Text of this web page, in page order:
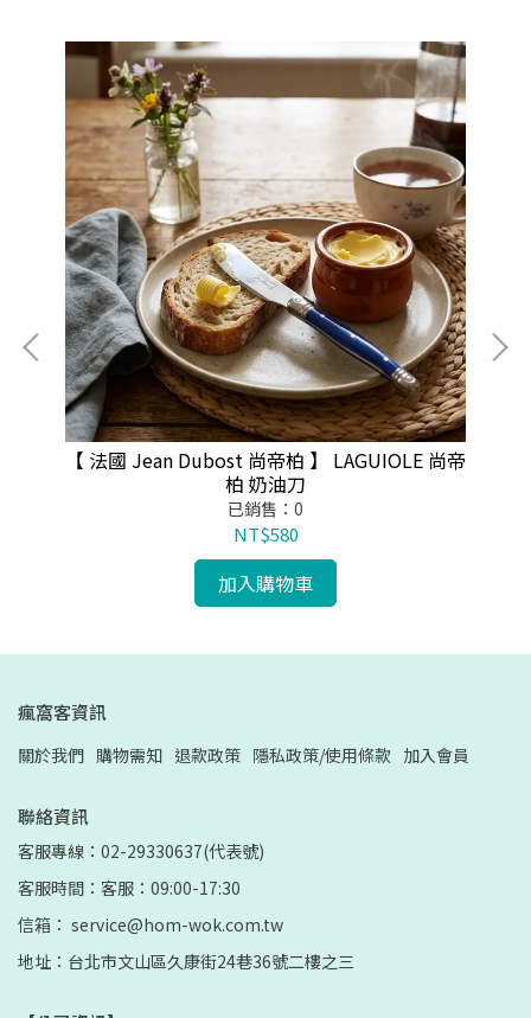
【 法國 Jean Dubost 尚帝柏 】 LAGUIOLE 尚帝
柏 奶油刀
已銷售：0
NT$580
加入購物車
瘋窩客資訊
關於我們 購物需知 退款政策 隱私政策/使用條款 加入會員
聯絡資訊
客服專線：02-29330637(代表號)
客服時間：客服：09:00-17:30
信箱： service@hom-wok.com.tw
地址：台北市文山區久康街24巷36號二樓之三